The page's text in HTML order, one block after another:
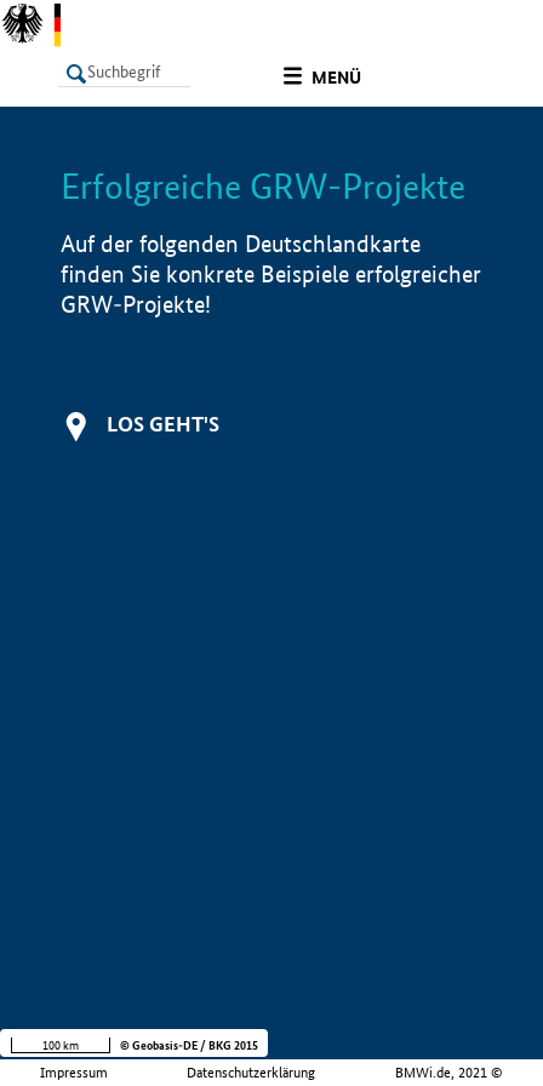
MENÜ
LISTE Info
Erfolgreiche GRW-Projekte
Auf der folgenden Deutschlandkarte
finden Sie konkrete Beispiele erfolgreicher
GRW-Projekte!
LOS GEHT'S
Impressum Datenschutzerklärung BMWi.de, 2021 ©
100 km © Geobasis-DE / BKG 2015